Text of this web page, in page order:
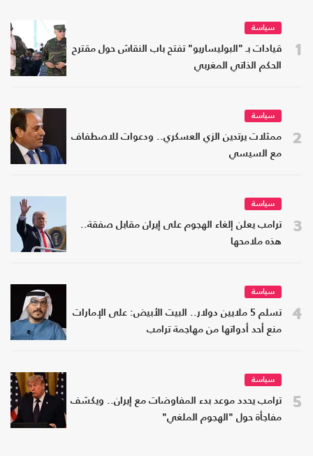
1
سياسة
قيادات بـ "البوليساريو" تفتح باب النقاش حول مقترح
الحكم الذاتي المغربي
2
سياسة
ممثلات يرتدين الزي العسكري.. ودعوات للاصطفاف
مع السيسي
3
سياسة
ترامب يعلن إلغاء الهجوم على إيران مقابل صفقة..
هذه ملامحها
4
سياسة
تسلم 5 ملايين دولار.. البيت الأبيض: على الإمارات
منع أحد أدواتها من مهاجمة ترامب
5
سياسة
ترامب يحدد موعد بدء المفاوضات مع إيران.. ويكشف
مفاجأة حول "الهجوم الملغي"